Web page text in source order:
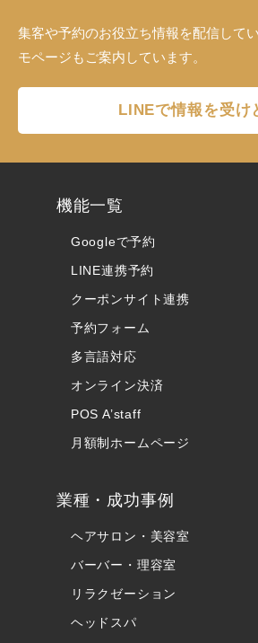
集客や予約のお役立ち情報を配信して
モページもご案内しています。
LINEで情報を受け
機能一覧
Googleで予約
LINE連携予約
クーポンサイト連携
予約フォーム
多言語対応
オンライン決済
POS A’staff
月額制ホームページ
業種・成功事例
ヘアサロン・美容室
バーバー・理容室
リラクゼーション
ヘッドスパ